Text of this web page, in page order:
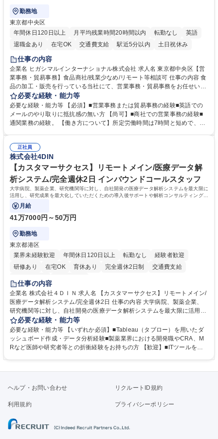
勤務地
東京都中央区
年間休日120日以上
月平均残業時間20時間以内 転勤なし
英語
退職金あり
在宅OK 交通費支給 駅近5分以内 土日祝休み
仕事の内容
企業名 ヒガシマルインターナショナル株式会社 求人名 東京都中央区【営
業事務・貿易事務】食品商社/残業少なめ/リモート等相談可 仕事の内容 食
品の加工・販売を行っている当社にて、営業事務・貿易事務をお任せいた
します。営業社員のサポートポジションとして、受発注から海外工場との
調整まで幅広く対応し、当社事業の根幹を支えていただきます。 ■受発注
業務、請求書発行 ■海外工場とのスケジュール調整 ■在庫管理 ■輸入書類
の確認・作成 ■配送手配 ■通関業者を通して行う輸出入業全般 ■倉庫との
ルプロデュースしているため、商品に関わる全ての業務をサポート頂きま
す。 募集職種 東京都中央区【営業事務・貿易事務】食品商社/残業少なめ/
リモート等相談可
必要な経験・能力等
必要な経験・能力等 【必須】■営業事務または貿易事務の経験■英語での
メールのやり取りに抵抗感の無い方 【尚可】■商社での営業事務の経験■
通関業務の経験。 【働き方について】所定労働時間は7時間と短めで、残
の強み】1991年の設立以来、外食産業を中心としたお客様の多様なニー
ズに沿った冷凍水産物等の生産・輸入・販売を一貫して手掛けています。
自社工場と海外拠点の強固な連携によるワンストップサービスが最大の強
みです。 学歴・資格 学歴：大学院 大学 語学力：英語 資格：
正社員
株式会社4DIN
【カスタマーサクセス】リモートメイン/医療データ解
析システム/完全週休2日 インバウンドコールスタッフ
大学病院、製薬企業、研究機関等に対し、自社開発の医療データ解析システムを最大限に
活用し、研究成果を最大化していただくための導入後サポートや解析コンサルティング、
活用アドバイス業務等をお任せします。
月給
41万7000円～50万円
勤務地
東京都港区
業界未経験歓迎
年間休日120日以上 転勤なし
経験者歓迎
研修あり
在宅OK 育休あり 完全週休2日制
交通費支給
駅近5分以内
仕事の内容
企業名 株式会社４ＤＩＮ 求人名 【カスタマーサクセス】リモートメイン/
医療データ解析システム/完全週休2日 仕事の内容 大学病院、製薬企業、
研究機関等に対し、自社開発の医療データ解析システムを最大限に活用
し、研究成果を最大化していただくための導入後サポートや解析コンサル
ティング、活用アドバイス業務等をお任せします。 ■活用コンサルティン
グ：疾患再発率の調査や薬剤効果の可視化等の目的に合わせ、プラットフ
ォーム上で可能な解析手法を提案 ■オンボーディング：ツールの操作説明
療現場のDX化を推進するやりがいがあります。【業務内容の変更範囲】
療データ解析システム/完全週休2日
必要な経験・能力等
必要な経験・能力等 【いずれか必須】■Tableau（タブロー）を用いたダ
ッシュボード作成・データ分析経験■製薬業界における開発職やCRA、M
Rなど医師や研究者等との折衝経験をお持ちの方 【歓迎】■ITツールを用
丁寧なOJTがあり、医療データ解析の専門知識をキャッチアップできる環
境です。社会貢献性の高い分野で専門性を磨きたい方を歓迎します。 学
歴・資格 学歴：大学院 大学 高専 短大 専修学校 高校 語学力： 資格：
ヘルプ・お問い合わせ リクルートID規約
利用規約 プライバシーポリシー